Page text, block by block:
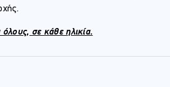
σε κάθε ηλικία.